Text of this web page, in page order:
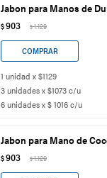
Jabon para Manos de
$903 $1.129
1 unidad x $1129
3 unidades x $1073 c/u
6 unidades x $ 1016 c/u
Jabon para Mano de
$903 $1.129